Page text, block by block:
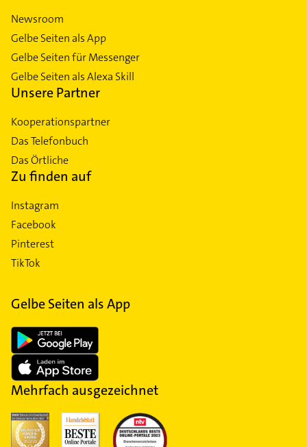
Newsroom
Gelbe Seiten als App
Gelbe Seiten für Messenger
Gelbe Seiten als Alexa Skill
Unsere Partner
Kooperationspartner
Das Telefonbuch
Das Örtliche
Zu finden auf
Instagram
Facebook
Pinterest
TikTok
Gelbe Seiten als App
Mehrfach ausgezeichnet